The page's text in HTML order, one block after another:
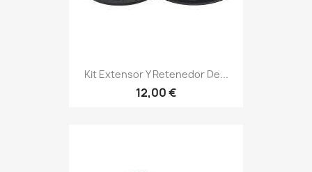
Kit Extensor Y Retenedor De...
12,00 €